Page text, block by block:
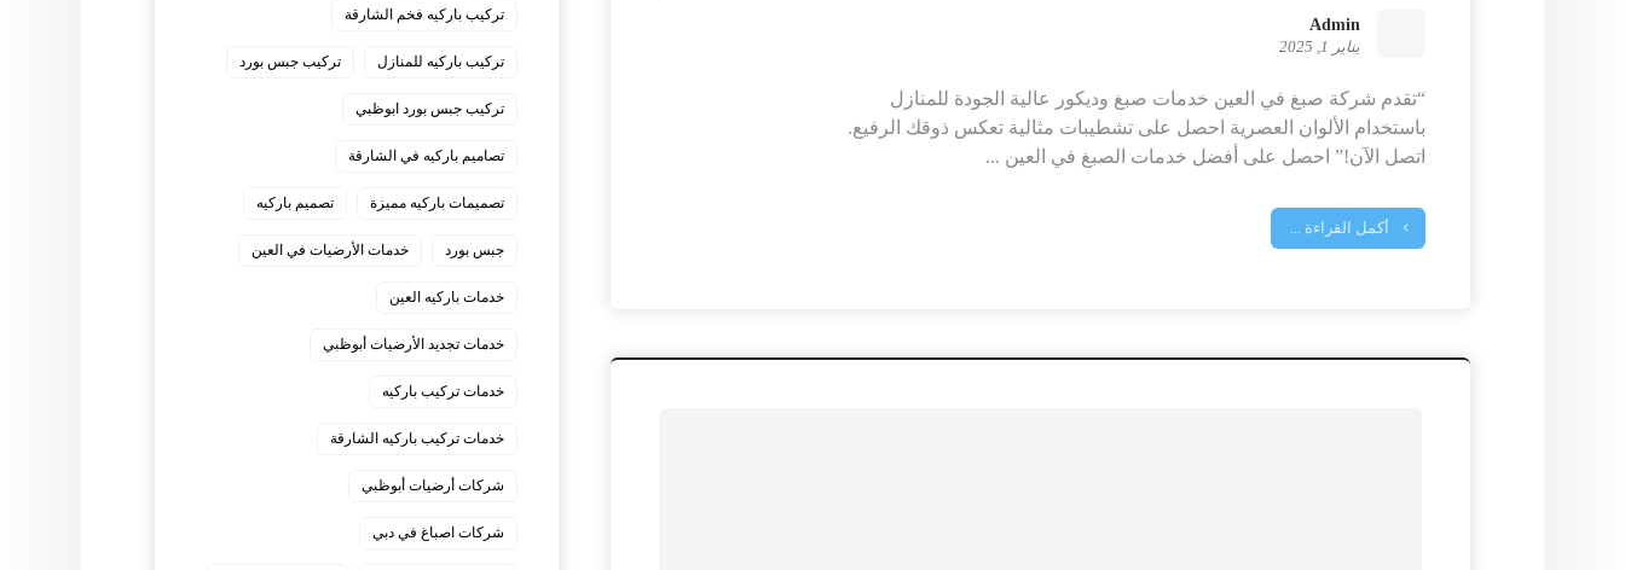
Admin
يناير 1, 2025
“تقدم شركة صبغ في العين خدمات صبغ وديكور عالية الجودة للمنازل
باستخدام الألوان العصرية احصل على تشطيبات مثالية تعكس ذوقك الرفيع.
اتصل الآن!” احصل على أفضل خدمات الصبغ في العين ...
أكمل القراءة ...
تركيب باركيه فخم الشارقة
تركيب باركيه للمنازل تركيب جبس بورد
تركيب جبس بورد ابوظبي
تصاميم باركيه في الشارقة
تصميمات باركيه مميزة تصميم باركيه
جبس بورد خدمات الأرضيات في العين
خدمات باركيه العين
خدمات تجديد الأرضيات أبوظبي
خدمات تركيب باركيه
خدمات تركيب باركيه الشارقة
شركات أرضيات أبوظبي
شركات اصباغ في دبي